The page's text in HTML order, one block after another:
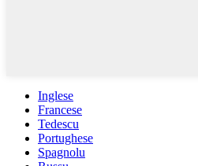
Inglese
Francese
Tedescu
Portughese
Spagnolu